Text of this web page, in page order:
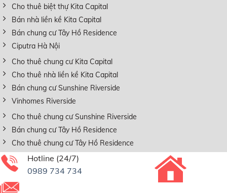
Cho thuê biệt thự Kita Capital
Bán nhà liền kề Kita Capital
Bán chung cư Tây Hồ Residence
Ciputra Hà Nội
Cho thuê chung cư Kita Capital
Cho thuê nhà liền kề Kita Capital
Bán chung cư Sunshine Riverside
Vinhomes Riverside
Cho thuê chung cư Sunshine Riverside
Bán chung cư Tây Hồ Residence
Cho thuê chung cư Tây Hồ Residence
Hotline (24/7)
0989 734 734